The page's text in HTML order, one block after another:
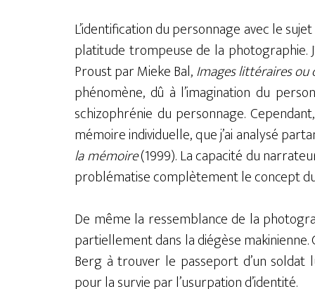
L’identification du personnage avec le
platitude trompeuse de la photographie.
Proust par Mieke Bal,Images littéraires
phénomène, dû à l’imagination du
schizophrénie du personnage.
mémoire individuelle, que j’ai analysé
la mémoire(1999). La capacité du
problématise complètement le concept
De même la ressemblance de la
partiellement dans la diégèse
Berg à trouver le passeport d’un soldat
pour la survie par l’usurpation d’identité.